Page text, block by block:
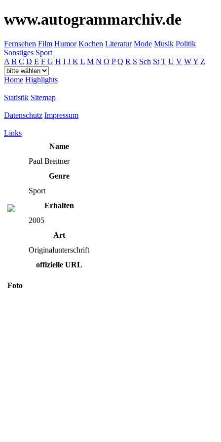
www.autogrammarchiv.de
Fernsehen Film Humor Kochen Literatur Mode Musik Politik
Sonstiges Sport
A B C D E F G H I J K L M N O P Q R S Sch St T U V WY Z
Home Highlights
Statistik Sitemap
Datenschutz Impressum
Links
Name
Paul Breitner
Genre
Sport
Erhalten
2005
Art
Originalunterschrift
offizielle URL
Foto